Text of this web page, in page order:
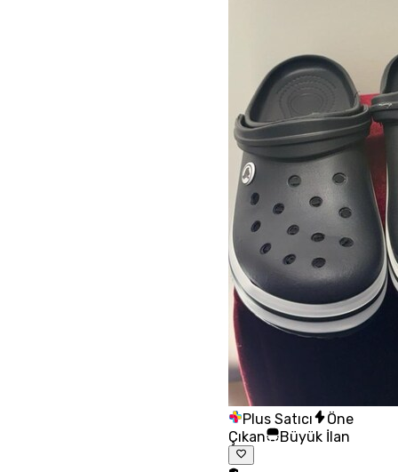
Plus Satıcı
Öne
Çıkan
Büyük İlan